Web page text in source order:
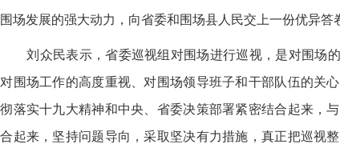
场发展的强大动力，向省委和围场县人民交上一份优异答
刘众民表示，省委巡视组对围场进行巡视，是对围场
围场工作的高度重视、对围场领导班子和干部队伍的关
落实十九大精神和中央、省委决策部署紧密结合起来，
起来，坚持问题导向，采取坚决有力措施，真正把巡视